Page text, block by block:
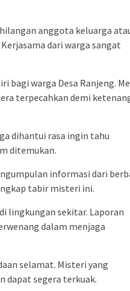
anggota keluarga
dari warga sangat
warga Desa Ranjeng.
terpecahkan demi
dihantui rasa ingin tahu
ditemukan.
informasi dari
tabir misteri ini.
lingkungan sekitar. Laporan
dalam menjaga
selamat. Misteri yang
dapat segera terkuak.